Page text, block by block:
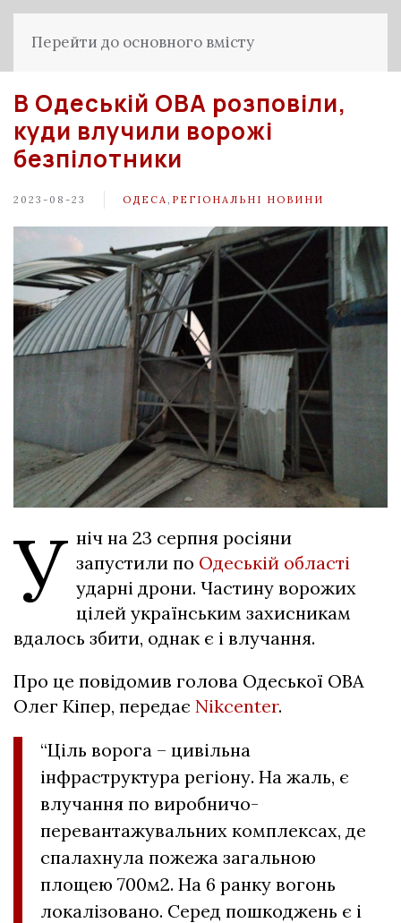
Перейти до основного вмісту
В Одеській ОВА розповіли,
куди влучили ворожі
безпілотники
2023-08-23 ОДЕСА РЕГІОНАЛЬНІ НОВИНИ
У ніч на 23 серпня росіяни
запустили по Одеській області
ударні дрони. Частину ворожих
цілей українським захисникам
вдалось збити, однак є і влучання.
Про це повідомив голова Одеської ОВА
Олег Кіпер, передає Nikcenter.
“Ціль ворога – цивільна
інфраструктура регіону. На жаль, є
влучання по виробничо-
перевантажувальних комплексах, де
спалахнула пожежа загальною
площею 700м2. На 6 ранку вогонь
локалізовано. Серед пошкоджень є і